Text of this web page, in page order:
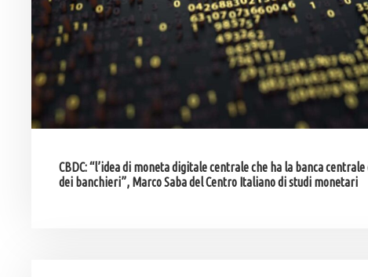
CBDC: “l’idea di moneta digitale centrale che ha la banca
dei banchieri”, Marco Saba del Centro Italiano di studi monetari